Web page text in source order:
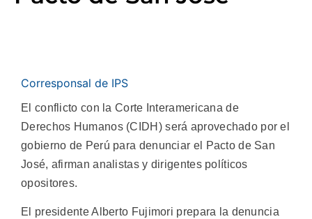
Corresponsal de IPS
El conflicto con la Corte Interamericana de
Derechos Humanos (CIDH) será aprovechado por el
gobierno de Perú para denunciar el Pacto de San
José, afirman analistas y dirigentes políticos
opositores.
El presidente Alberto Fujimori prepara la denuncia